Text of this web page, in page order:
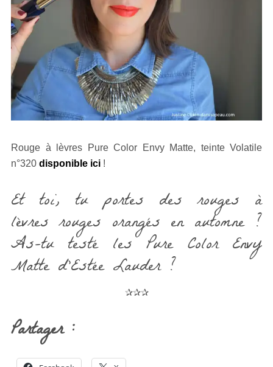
Rouge à lèvres Pure Color Envy Matte, teinte Volatile
n°320 disponible ici !
Et toi, tu portes des rouges à
lèvres rouges orangés en automne ?
As-tu testé les Pure Color Envy
Matte d’Estée Lauder ?
✰✰✰
Partager :